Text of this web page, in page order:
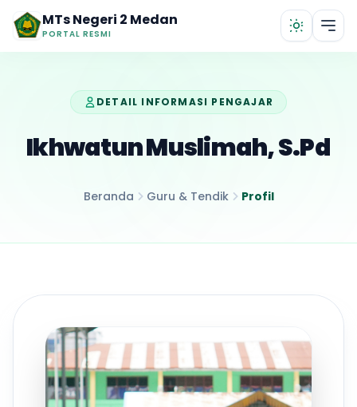
Lewati ke konten utama
MTs Negeri 2 Medan
PORTAL RESMI
DETAIL INFORMASI PENGAJAR
Ikhwatun Muslimah, S.Pd
Beranda Guru & Tendik Profil